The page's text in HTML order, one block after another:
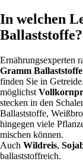
In welchen
Ballaststoffe?
Ernährungsexperten
Gramm Ballaststoffe
finden Sie in
möglichst
stecken in den
Ballaststoffe,
hingegen viele
mischen können.
Auch Wildreis,
ballaststoffreich.